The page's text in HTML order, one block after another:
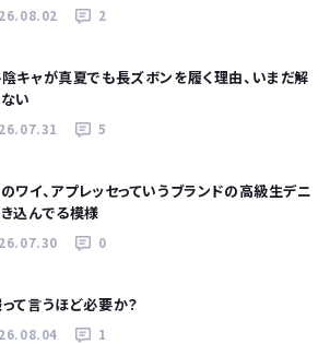
2
キャが真夏でも長ズボンを履く理由、いまだ解
い
5
ワイ、アプレッセっていうブランドの高級生デニ
込んでる模様
0
て言うほど必要か？
1